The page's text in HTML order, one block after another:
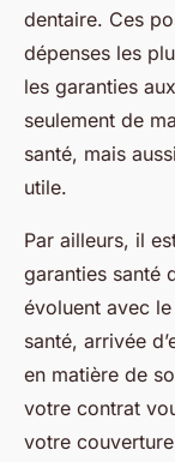
dentaire. Ces
dépenses les
les garanties
seulement de
santé, mais
utile.
Par ailleurs, il
garanties santé
évoluent avec
santé, arrivée
en matière de
votre contrat
votre